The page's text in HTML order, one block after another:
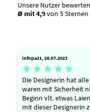
Unsere Nutzer
Ø mit 4,9von 5 Sternen
infopa21, 28.07.2023
    
Die Designerin hat
waren mit Sicherheit
Beginn vlt. etwas
mit dieser Designerin